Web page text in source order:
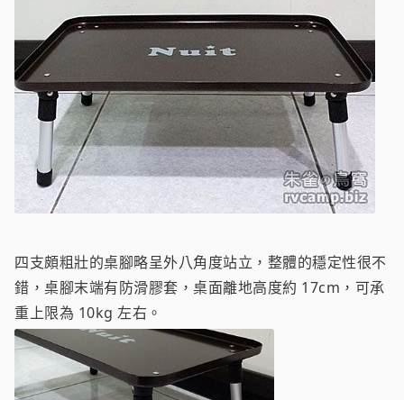
四支頗粗壯的桌腳略呈外八角度站立，整體的穩定性很不
錯，桌腳末端有防滑膠套，桌面離地高度約 17cm，可承
重上限為 10kg 左右。